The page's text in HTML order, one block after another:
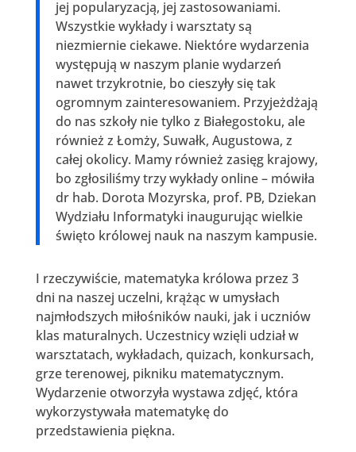
jej popularyzacją, jej zastosowaniami.
Wszystkie wykłady i warsztaty są
niezmiernie ciekawe. Niektóre wydarzenia
występują w naszym planie wydarzeń
nawet trzykrotnie, bo cieszyły się tak
ogromnym zainteresowaniem. Przyjeżdżają
do nas szkoły nie tylko z Białegostoku, ale
również z Łomży, Suwałk, Augustowa, z
całej okolicy. Mamy również zasięg krajowy,
bo zgłosiliśmy trzy wykłady online – mówiła
dr hab. Dorota Mozyrska, prof. PB, Dziekan
Wydziału Informatyki inaugurując wielkie
święto królowej nauk na naszym kampusie.
I rzeczywiście, matematyka królowa przez 3
dni na naszej uczelni, krążąc w umysłach
najmłodszych miłośników nauki, jak i uczniów
klas maturalnych. Uczestnicy wzięli udział w
warsztatach, wykładach, quizach, konkursach,
grze terenowej, pikniku matematycznym.
Wydarzenie otworzyła wystawa zdjęć, która
wykorzystywała matematykę do
przedstawienia piękna.